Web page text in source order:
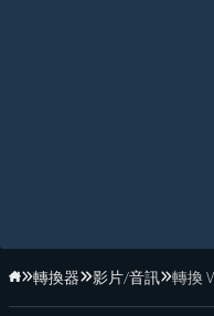
首頁
轉換器 影片/音訊 轉換